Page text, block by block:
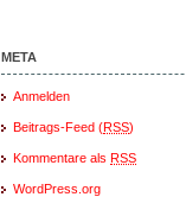
META
Anmelden
Beitrags-Feed (RSS)
Kommentare als RSS
WordPress.org